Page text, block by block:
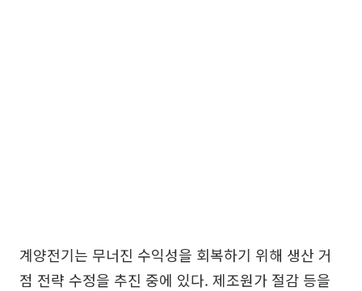
계양전기는 무너진 수익성을 회복하기 위해 생산 거
점 전략 수정을 추진 중에 있다. 제조원가 절감 등을